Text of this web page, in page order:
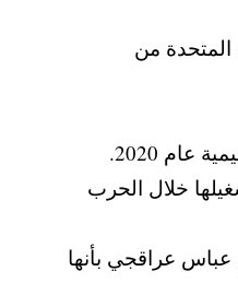
المتحدة من
2020.
خلال الحرب
عباس عراقجي بأنها